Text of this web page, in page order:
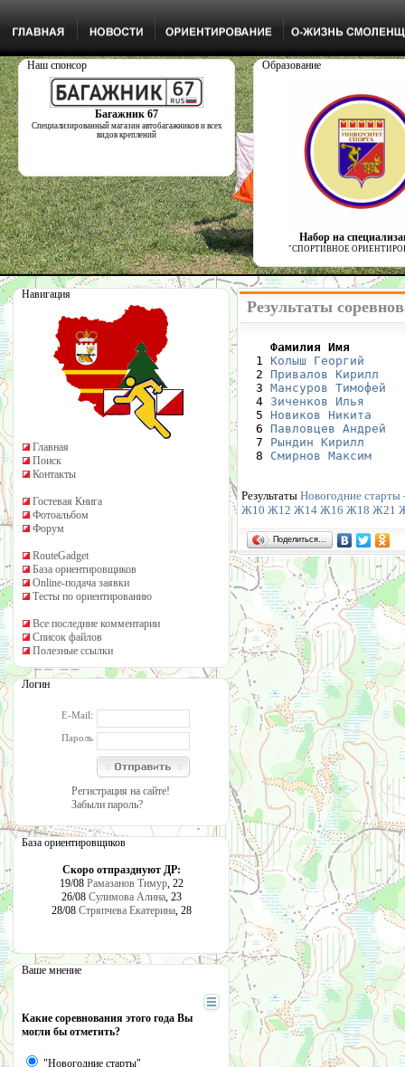
Наш спонсор
Багажник 67
Специализированный магазин автобагажников и всех
видов креплений
Образование
Набор на
"СПОРТИВНОЕ
Навигация
Главная
Поиск
Контакты
Гостевая Книга
Фотоальбом
Форум
RouteGadget
База ориентировщиков
Online-подача заявки
Тесты по ориентированию
Все последние комментарии
Список файлов
Полезные ссылки
Логин
E-Mail:
Пароль
Регистрация на сайте!
Забыли пароль?
База ориентировщиков
Скоро отпразднуют ДР:
19/08 Рамазанов Тимур, 22
26/08 Сулимова Алина, 23
28/08 Стряпчева Екатерина, 28
Ваше мнение
Какие соревнования этого года Вы
могли бы отметить?
"Новогодние старты"
Результаты
Фамилия Имя
1 Колыш Георгий
  2
Привалов Кирилл
  3
Мансуров Тимофей
  4
Зиченков Илья
  5
Новиков Никита
  6
Павловцев Андрей
  7
Рындин Кирилл
  8
Смирнов Максим
Результаты Новогодние старты
Ж10 Ж12 Ж14 Ж16 Ж18 Ж21
Поделиться…